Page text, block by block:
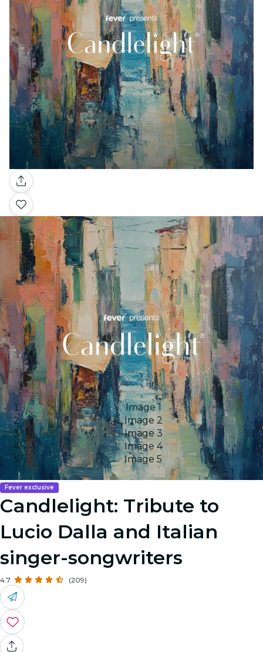
Gallery
Image 1
Image 2
Image 3
Image 4
Image 5
Fever exclusive
Candlelight: Tribute to
Lucio Dalla and Italian
singer-songwriters
4.7 (209)